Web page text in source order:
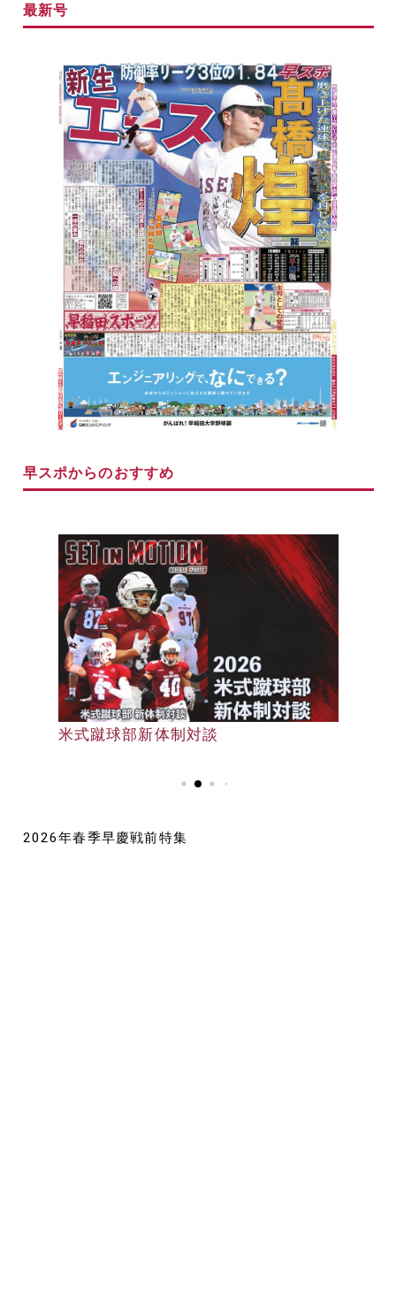
最新号
早スポからのおすすめ
早大野球部選手名鑑
米式蹴球部新体制対談
早大野球部選手名鑑
2026年春季早慶戦前特集